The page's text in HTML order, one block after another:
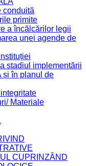
conduită
primite
a încălcărilor legii
unei agende de
stadiul implementării
și în planul de
Materiale
CUPRINZÂND